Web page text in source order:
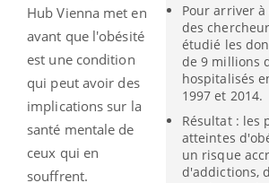
Pour arriver
des
étudié les
de 9 millions
hospitalisés
1997 et 2014.
Résultat : les
atteintes
un risque
d'addictions,
Hub Vienna met en
avant que l'obésité
est une condition
qui peut avoir des
implications sur la
santé mentale de
ceux qui en
souffrent.